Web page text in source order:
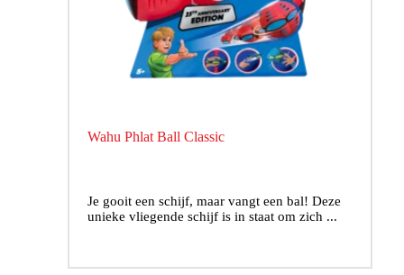
Wahu Phlat Ball Classic
Je gooit een schijf, maar vangt een bal! Deze
unieke vliegende schijf is in staat om zich ...